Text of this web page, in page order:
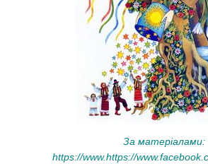
За матеріалами:
https://www.https://